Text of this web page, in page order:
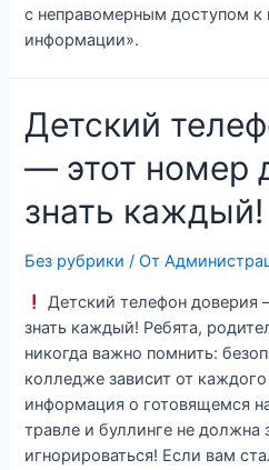
с неправомерным доступом к
информации».
Детский
— этот номер
знать каждый!
Без рубрики / От
Детский телефон
знать каждый! Ребята,
никогда важно помнить:
колледже зависит от
информация о готовящемся
травле и буллинге не должна
игнорироваться! Если вам